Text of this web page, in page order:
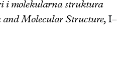
i molekularna struktura
and Molecular Structure, I–